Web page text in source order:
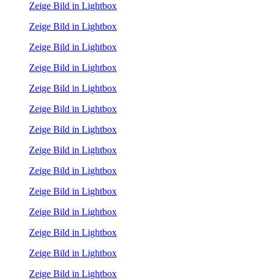
Zeige Bild in Lightbox
Zeige Bild in Lightbox
Zeige Bild in Lightbox
Zeige Bild in Lightbox
Zeige Bild in Lightbox
Zeige Bild in Lightbox
Zeige Bild in Lightbox
Zeige Bild in Lightbox
Zeige Bild in Lightbox
Zeige Bild in Lightbox
Zeige Bild in Lightbox
Zeige Bild in Lightbox
Zeige Bild in Lightbox
Zeige Bild in Lightbox